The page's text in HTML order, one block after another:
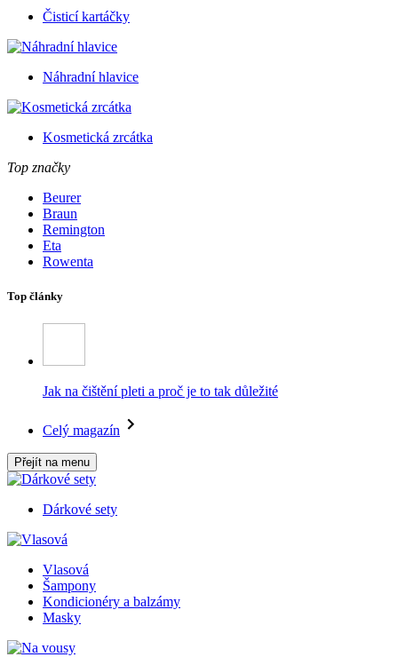
Čisticí kartáčky
Náhradní hlavice
Kosmetická zrcátka
Top značky
Beurer
Braun
Remington
Eta
Rowenta
Top články
Jak na čištění pleti a proč je to tak důležité
Celý magazín
Přejít na menu
Dárkové sety
Vlasová
Šampony
Kondicionéry a balzámy
Masky